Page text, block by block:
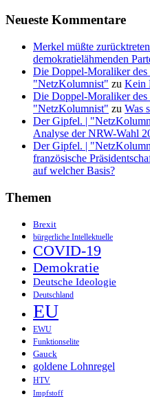
Neueste Kommentare
Merkel müßte
demokratielähmenden
Die Doppel-Moraliker des
"NetzKolumnist" zu Kein
Die Doppel-Moraliker des
"NetzKolumnist" zu Was
Der Gipfel. |
Analyse der NRW-Wahl
Der Gipfel. |
französische
auf welcher Basis?
Themen
Brexit
bürgerliche Intellektuelle
COVID-19
Demokratie
Deutsche Ideologie
Deutschland
EU
EWU
Funktionselite
Gauck
goldene Lohnregel
HTV
Impfstoff